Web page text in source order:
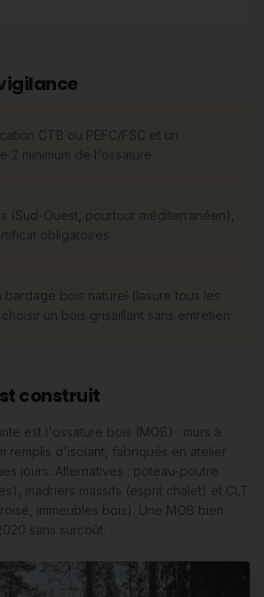
CTB ou PEFC/FSC et un
2 minimum de l'ossature
(Sud-Ouest, pourtour méditerranéen),
obligatoires
bois naturel (lasure tous les
un bois grisaillant sans entretien
construit
est l'ossature bois (MOB) : murs à
remplis d'isolant, fabriqués en atelier
jours. Alternatives : poteau-poutre
madriers massifs (esprit chalet) et CLT
immeubles bois). Une MOB bien
sans surcoût.